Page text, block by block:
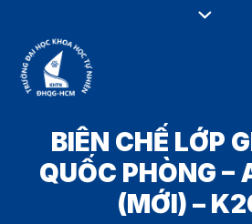
BIÊN CHẾ LỚP
QUỐC PHÒNG –
(MỚI) –